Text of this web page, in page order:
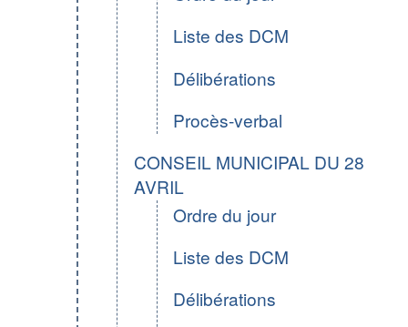
Liste des DCM
Délibérations
Procès-verbal
CONSEIL MUNICIPAL DU 28
AVRIL
Ordre du jour
Liste des DCM
Délibérations